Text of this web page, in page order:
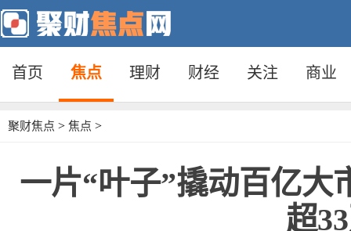
首页 焦点 理财 财经 关注 商业
聚财焦点 > 焦点 >
一片“叶子”撬动百亿大
超